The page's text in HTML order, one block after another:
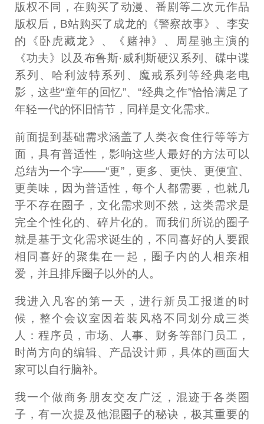
版权不同，在购买了动漫、番剧等二次元作品
版权后，B站购买了成龙的《警察故事》、李安
的《卧虎藏龙》、《赌神》、周星驰主演的
《功夫》以及布鲁斯·威利斯硬汉系列、碟中谍
系列、哈利波特系列、魔戒系列等经典老电
影，这些“童年的回忆”、“经典之作”恰恰满足了
年轻一代的怀旧情节，同样是文化需求。
前面提到基础需求涵盖了人类衣食住行等等方
面，具有普适性，影响这些人最好的方法可以
总结为一个字——“更”，更多、更快、更便宜、
更美味，因为普适性，每个人都需要，也就几
乎不存在圈子，文化需求则不然，这类需求是
完全个性化的、碎片化的。而我们所说的圈子
就是基于文化需求诞生的，不同喜好的人要跟
相同喜好的聚集在一起，圈子内的人相亲相
爱，并且排斥圈子以外的人。
我进入凡客的第一天，进行新员工报道的时
候，整个会议室因着装风格不同划分成三类
人：程序员，市场、人事、财务等部门员工，
时尚方向的编辑、产品设计师，具体的画面大
家可以自行脑补。
我一个做商务朋友交友广泛，混迹于各类圈
子，有一次提及他混圈子的秘诀，极其重要的